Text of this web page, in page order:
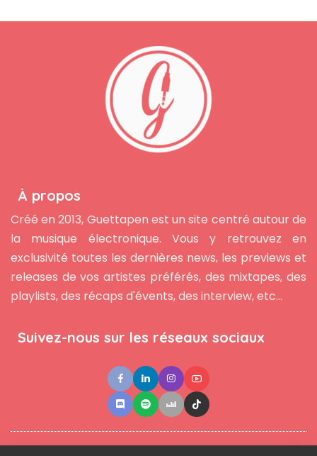
À propos
Créé en 2013, Guettapen est un site centré autour de
la musique électronique. Vous y retrouvez en
exclusivité toutes les dernières news, les previews et
releases de vos artistes préférés, des mixtapes, des
playlists, des récaps d'évents, des interview, etc...
Suivez-nous sur les réseaux sociaux